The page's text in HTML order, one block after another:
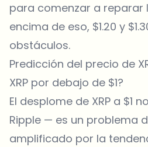
para comenzar a reparar
encima de eso, $1.20 y
obstáculos.
Predicción del precio de
XRP por debajo de $1?
El desplome de XRP a $1
Ripple — es un problema
amplificado por la